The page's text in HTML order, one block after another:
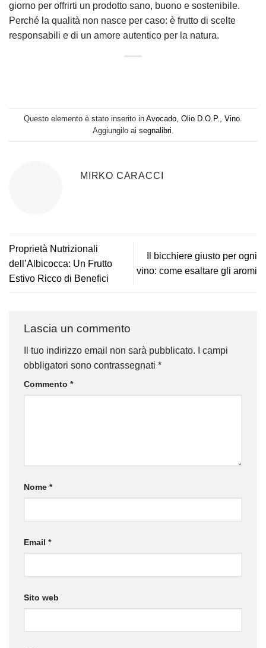
giorno per offrirti un prodotto sano, buono e sostenibile.
Perché la qualità non nasce per caso: è frutto di scelte
responsabili e di un amore autentico per la natura.
Questo elemento è stato inserito in Avocado Olio D.O.P. Vino
Aggiungilo ai segnalibri
MIRKO CARACCI
Proprietà Nutrizionali
dell’Albicocca: Un Frutto
Estivo Ricco di Benefici
Il bicchiere giusto per ogni
vino: come esaltare gli aromi
Lascia un commento
Il tuo indirizzo email non sarà pubblicato.
I campi
obbligatori sono contrassegnati *
Commento *
Nome *
Email *
Sito web